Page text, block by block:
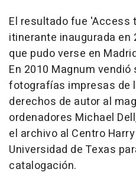
El resultado fue 'Access
itinerante inaugurada en
que pudo verse en
En 2010 Magnum
fotografías impresas de
derechos de autor al
ordenadores Michael
el archivo al Centro
Universidad de Texas
catalogación.